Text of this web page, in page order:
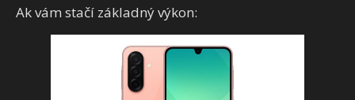
Ak vám stačí základný výkon: